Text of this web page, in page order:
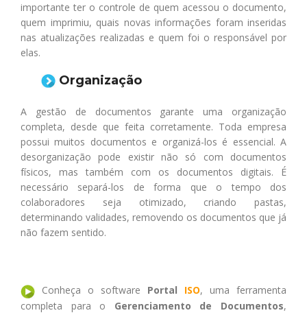
importante ter o controle de quem acessou o documento,
quem imprimiu, quais novas informações foram inseridas
nas atualizações realizadas e quem foi o responsável por
elas.
Organização
A gestão de documentos garante uma organização
completa, desde que feita corretamente. Toda empresa
possui muitos documentos e organizá-los é essencial. A
desorganização pode existir não só com documentos
físicos, mas também com os documentos digitais. É
necessário separá-los de forma que o tempo dos
colaboradores seja otimizado, criando pastas,
determinando validades, removendo os documentos que já
não fazem sentido.
Conheça o software Portal ISO, uma ferramenta
completa para o Gerenciamento de Documentos,